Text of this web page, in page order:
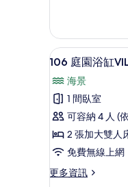
4
人
房
的
所
有
相
片
園
浴
缸
海
景
4
人
房
的
詳
情
顯
106
庭
園
浴
缸
VILLA
20
106 庭園浴缸
海景
1 間臥室
可容納 4 人 (
2 張加大雙人
免費無線上網
更多資訊
更